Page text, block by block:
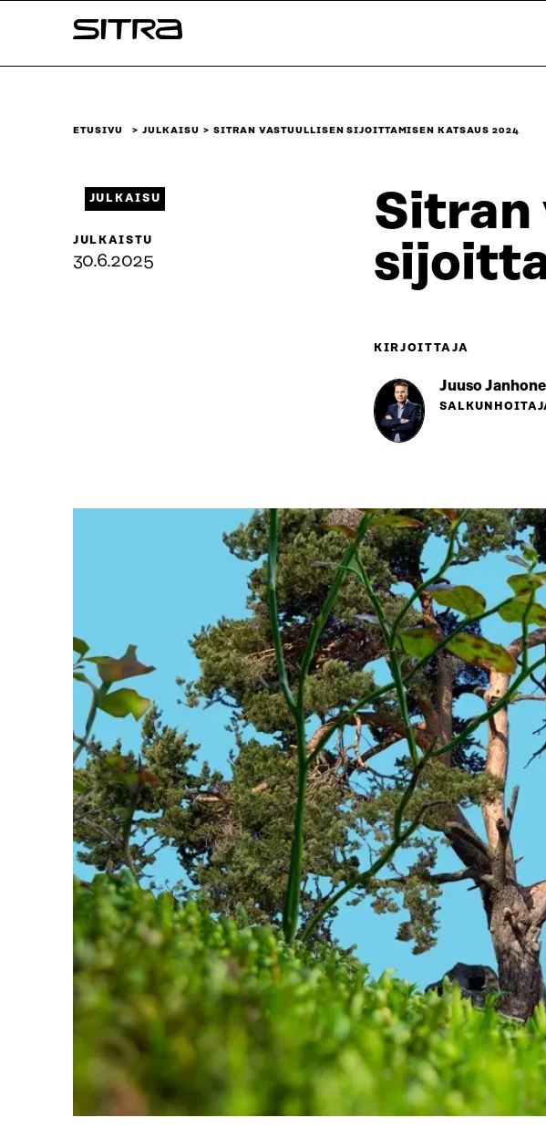
sisältöön
Sitra
ETUSIVU JULKAISU SITRAN VASTUULLISEN SIJOITTAMISEN KATSAUS 2024
Sitran
KIRJOITTAJA
Juuso
JULKAISU
JULKAISTU
30.6.2025